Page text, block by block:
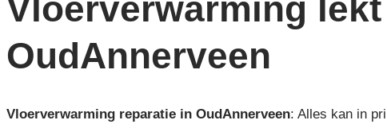
Vloerverwarming
OudAnnerveen
Vloerverwarming reparatie in OudAnnerveen: Alles kan in